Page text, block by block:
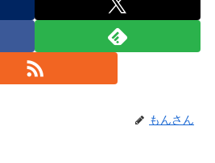
もんさん